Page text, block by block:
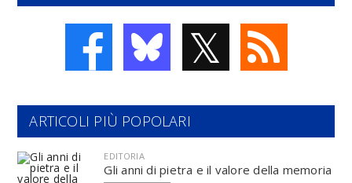
𝕏
ARTICOLI PIÙ POPOLARI
EDITORIA
Gli anni di pietra e il valore della memoria